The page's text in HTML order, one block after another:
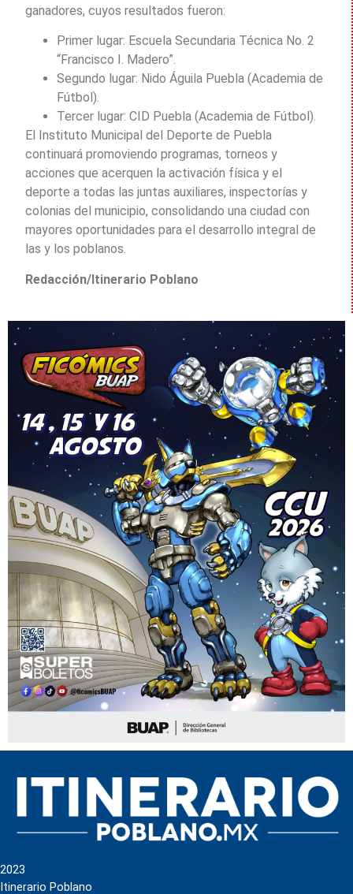
ganadores, cuyos resultados fueron:
Primer lugar: Escuela Secundaria Técnica No. 2
“Francisco I. Madero”.
Segundo lugar: Nido Águila Puebla (Academia de
Fútbol).
Tercer lugar: CID Puebla (Academia de Fútbol).
El Instituto Municipal del Deporte de Puebla
continuará promoviendo programas, torneos y
acciones que acerquen la activación física y el
deporte a todas las juntas auxiliares, inspectorías y
colonias del municipio, consolidando una ciudad con
mayores oportunidades para el desarrollo integral de
las y los poblanos.
Redacción/Itinerario Poblano
2023
Itinerario Poblano